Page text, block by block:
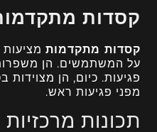
קסדות
קסדות מתקדמות
על המשתמשים. הן
פגיעות. כיום, הן מצוידות
מפני פגיעות ראש.
תכונות